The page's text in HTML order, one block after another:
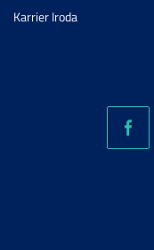
Karrier Iroda